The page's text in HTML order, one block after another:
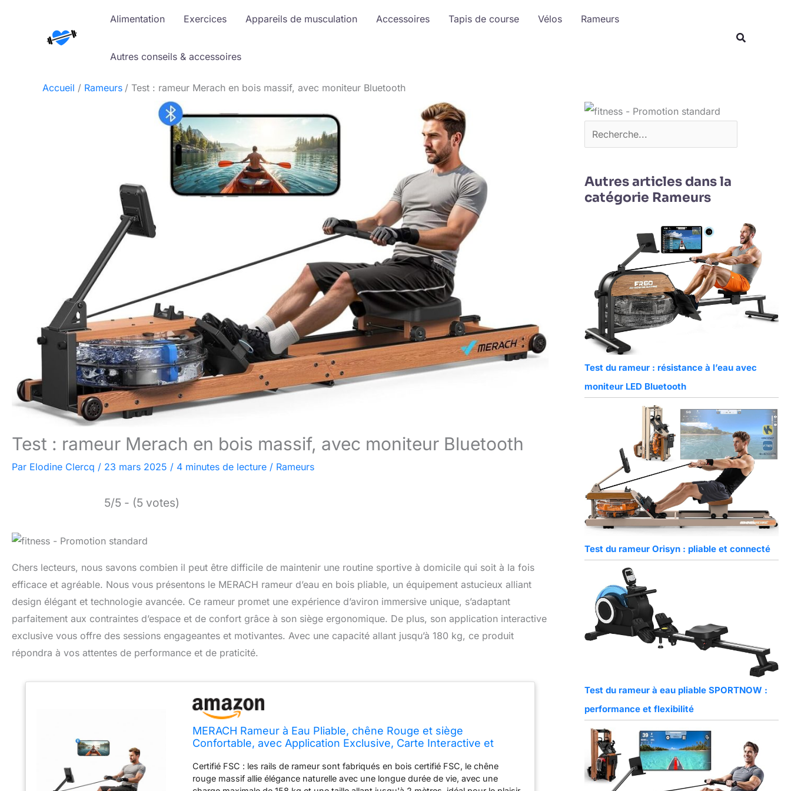
Alimentation Exercices Appareils de musculation Accessoires Tapis de course Vélos Rameurs
Autres conseils & accessoires
Accueil Rameurs Test : rameur Merach en bois massif, avec moniteur Bluetooth
Test : rameur Merach en bois massif, avec moniteur Bluetooth
Par Elodine Clercq / 23 mars 2025 / 4 minutes de lecture / Rameurs
5/5 - (5 votes)
Chers lecteurs, nous savons combien il peut être difficile de maintenir une routine sportive à domicile qui soit à la fois
efficace et agréable. Nous vous présentons le MERACH rameur d’eau en bois pliable, un équipement astucieux alliant
design élégant et technologie avancée. Ce rameur promet une expérience d’aviron immersive unique, s’adaptant
parfaitement aux contraintes d’espace et de confort grâce à son siège ergonomique. De plus, son application interactive
exclusive vous offre des sessions engageantes et motivantes. Avec une capacité allant jusqu’à 180 kg, ce produit
répondra à vos attentes de performance et de praticité.
MERACH Rameur à Eau Pliable, chêne Rouge et siège
Confortable, avec Application Exclusive, Carte Interactive et
Certifié FSC : les rails de rameur sont fabriqués en bois certifié FSC, le chêne
rouge massif allie élégance naturelle avec une longue durée de vie, avec une
r
c
r
Autres articles dans la
catégorie Rameurs
Test du rameur : résistance à l’eau avec
moniteur LED Bluetooth
Test du rameur Orisyn : pliable et connecté
Test du rameur à eau pliable SPORTNOW :
performance et flexibilité